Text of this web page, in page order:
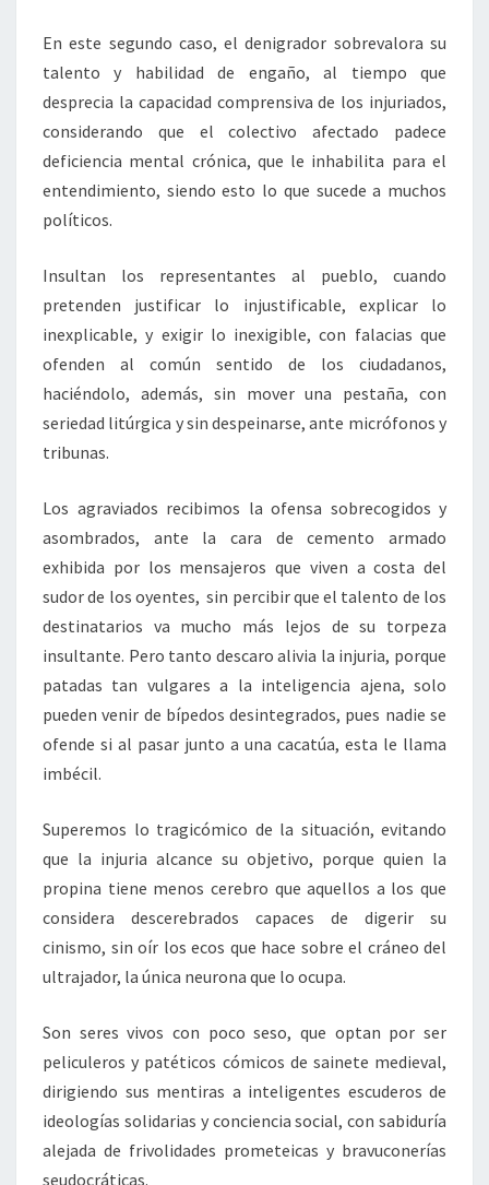
En este segundo caso, el denigrador sobrevalora su
talento y habilidad de engaño, al tiempo que
desprecia la capacidad comprensiva de los injuriados,
considerando que el colectivo afectado padece
deficiencia mental crónica, que le inhabilita para el
entendimiento, siendo esto lo que sucede a muchos
políticos.
Insultan los representantes al pueblo, cuando
pretenden justificar lo injustificable, explicar lo
inexplicable, y exigir lo inexigible, con falacias que
ofenden al común sentido de los ciudadanos,
haciéndolo, además, sin mover una pestaña, con
seriedad litúrgica y sin despeinarse, ante micrófonos y
tribunas.
Los agraviados recibimos la ofensa sobrecogidos y
asombrados, ante la cara de cemento armado
exhibida por los mensajeros que viven a costa del
sudor de los oyentes, sin percibir que el talento de los
destinatarios va mucho más lejos de su torpeza
insultante. Pero tanto descaro alivia la injuria, porque
patadas tan vulgares a la inteligencia ajena, solo
pueden venir de bípedos desintegrados, pues nadie se
ofende si al pasar junto a una cacatúa, esta le llama
imbécil.
Superemos lo tragicómico de la situación, evitando
que la injuria alcance su objetivo, porque quien la
propina tiene menos cerebro que aquellos a los que
considera descerebrados capaces de digerir su
cinismo, sin oír los ecos que hace sobre el cráneo del
ultrajador, la única neurona que lo ocupa.
Son seres vivos con poco seso, que optan por ser
peliculeros y patéticos cómicos de sainete medieval,
dirigiendo sus mentiras a inteligentes escuderos de
ideologías solidarias y conciencia social, con sabiduría
alejada de frivolidades prometeicas y bravuconerías
seudocráticas.